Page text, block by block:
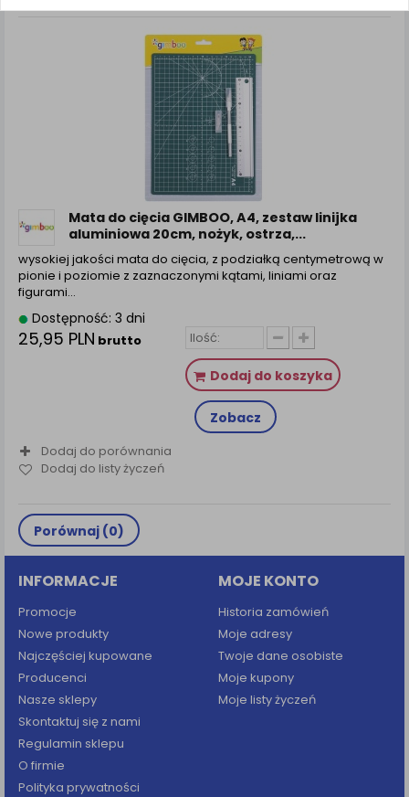
Mata do cięcia GIMBOO, A4, zestaw linijka
aluminiowa 20cm, nożyk, ostrza,...
wysokiej jakości mata do cięcia, z podziałką centymetrową w
pionie i poziomie z zaznaczonymi kątami, liniami oraz
figurami…
Dostępność: 3 dni
25,95 PLN brutto
Dodaj do koszyka
Zobacz
Dodaj do porównania
Dodaj do listy życzeń
Porównaj (0)
INFORMACJE
Promocje
Nowe produkty
Najczęściej kupowane
Producenci
Nasze sklepy
Skontaktuj się z nami
Regulamin sklepu
O firmie
Polityka prywatności
MOJE KONTO
Historia zamówień
Moje adresy
Twoje dane osobiste
Moje kupony
Moje listy życzeń
Jeśli nie chcesz wyrazić zgody lub ograniczyć jej
zakres, kliknij „Szczegóły”, gdzie znajdziesz wszelkie
informacje o tym jak to zrobić . Te same informacje
znajdziesz także na podstronie z naszą polityką
prywatności obowiązującą od 25 maja 2018.
W przypadku użytkowników zalogowanych, aby
umożliwić prawidłową realizację Umowy z Państwem i
związane z tym prawidłowe działanie naszej strony
www, a w szczególności np. wysłanie potwierdzenia
zamówienia na Państwa email lub wyświetlenie
Państwu prawidłowych informacji o promocjach czy
cenach indywidualnych, ważna jest Państwa
wcześniejsza zgoda której udzieliliście podczas
zakładania konta.
Każda Państwa zgoda jest dobrowolna i można ją w
dowolnym momencie wycofać.
Polityka prywatności (rozwiń)
Klauzula Informacyjna (rozwiń)
Lista Zaufanych Partnerów (rozwiń)